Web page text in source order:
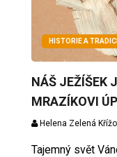
HISTORIE A
NÁŠ JEŽÍŠEK
MRAZÍKOVI
Helena Zelená
Tajemný svět